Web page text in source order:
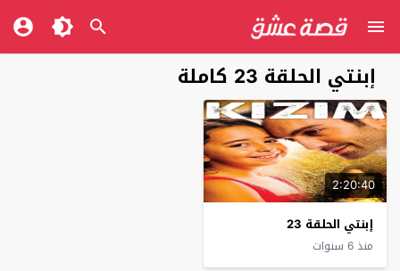
إبنتي الحلقة 23 كاملة
2:20:40
إبنتي الحلقة 23
منذ 6 سنوات